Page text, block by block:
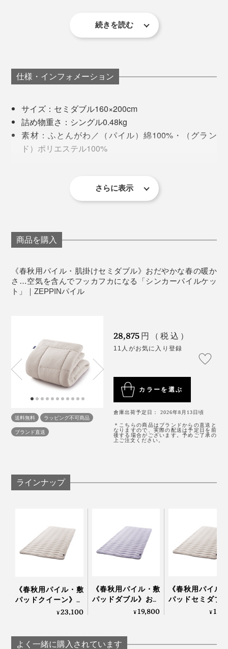
撚りをかけた綿糸を、反対方向にひねって、水溶性の糸
んでいく……。
水溶性の繊維が溶けて、すき間ができた分、“ふくらむ糸”『スーパーZERO』
空気をたっぷり含んだ『スーパーZERO』で、「シンカ
ーパイル編み」をしています。
ループがあって、裏面は平らな編地です。
て、ますます柔らかい。
い始めよりふっくら柔らかい感触に育ちます。
『ZEPPINハグウォーム
として、『ZEPPINパイル』は生まれました。
『ZEPPIN』シリーズのメーカーである、ディーブレス
の社長、今井徳英氏は、実家が毛布工場という、寝具の
いが好きで、『スーパーZERO』の糸と出会ったことか
ら、理想のシンカーパイルケットを求めて、『ZEPPIN
パイル』を開発したそうです。
『ZEPPINパイル』は、フッカフカの柔らかさととも
に、ケバ落ちが少ない耐久性との両立をめざして、試作
した。
ループが短いと、ふんわり感が物足りない。長いと、ケ
いうパイル長さを極めた逸品です。
続きを読む
仕様・インフォメーション
サイズ：セミダブル160×200cm
詰め物重さ：シングル0.48kg
素材：ふとんがわ／（パイル）綿100%・（グラン
ド）ポリエステル100%
※洗濯機可（ネット使用）・酸素系漂白可（塩素系漂白は不可）・タンブル
乾燥不可・自然乾燥（日陰干し）・アイロン不可・石油系による弱いドラ
ーム』はこちら
けます。
さらに表示
商品を購入
《春秋用パイル・肌掛けセミダブル》おだやかな春の暖か
さ…空気を含んでフッカフカになる「シンカーパイルケッ
ト」｜ZEPPINパイル
送料無料
ラッピング不可商品
ブランド直送
28,875 円（税込）
11人がお気に入り登録
カラーを選ぶ
倉庫出荷予定日： 2026年8月13日頃
＊こちらの商品はブランドからの直送と
なりますので、実際の配送は予定日を前
後する場合がございます。予めご了承の
上ご注文ください。
ラインナップ
《春秋用パイル・敷
パッドクイーン》お
だやかな春の暖かさ…
ーパイルケット」｜
¥23,100
《春秋用パイル・敷
パッドダブル》おだ
やかな春の暖かさ…空
パイルケット」｜
¥19,800
《春秋用パイル
パッドセミダブ
おだやかな春の
¥
よく一緒に購入されています